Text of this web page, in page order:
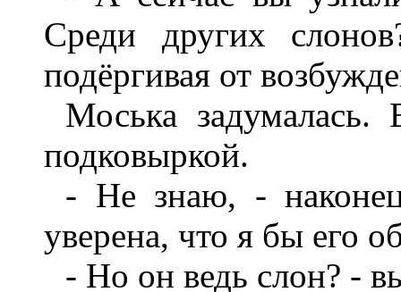
Среди других
подёргивая от
Моська
подковыркой.
- Не знаю, -
уверена, что я бы его
- Но он ведь слон? -